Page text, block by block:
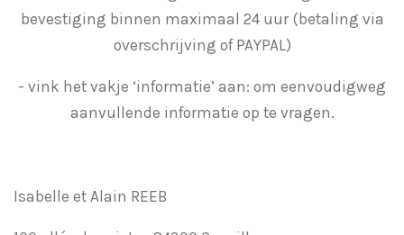
bevestiging binnen maximaal 24 uur (betaling via
overschrijving of PAYPAL)
- vink het vakje ‘informatie’ aan: om eenvoudigweg
aanvullende informatie op te vragen.
Isabelle et Alain REEB